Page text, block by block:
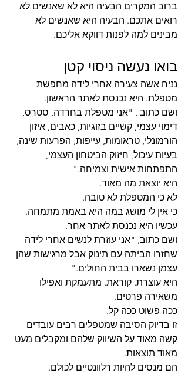
ברוב המקרים הבעיה היא לא שאנשים לא
רואים אתכם. הבעיה היא שאנשים לא
מבינים למה לפנות דווקא אליכם.
בואו נעשה ניסוי קטן
נניח אשה צעירה אחרי לידה מחפשת
מטפלת. היא נכנסת לאתר הראשון.
ושם כתוב , "אני מטפלת בחרדה, סטרס,
דימוי עצמי, קשיים בזוגיות, כאבים, איזון
הורמונלי, טראומות, עייפות, הפרעות שינה,
בעיות עיכול, חיזוק הביטחון העצמי,
התפתחות אישית וצמיחה."
היא יוצאת מה מאוד.
לא כי המטפלת לא טובה.
כי אין לי מושג במה היא באמת מתמחה.
עכשיו היא נכנסת לאתר אחר.
ושם כתוב, "אני עוזרת לנשים אחרי לידה
שחזרו הביתה עם תינוק אבל מרגישות שהן
עצמן נשארו בבית החולים."
היא עוצרת. קוראת. מתעמקת ואפילו
משאירה פרטים.
ככה פשוט ככה קל.
זו בדיוק הסיבה שמטפלים רבים עובדים
קשה מאוד על השיווק שלהם ומקבלים מעט
מאוד תוצאות.
הם מנסים להיות רלוונטיים לכולם.